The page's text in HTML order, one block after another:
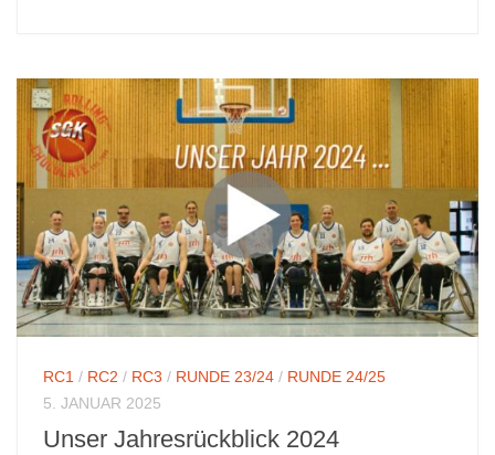
RC1 / RC2 / RC3 / RUNDE 23/24 / RUNDE 24/25
5. JANUAR 2025
Unser Jahresrückblick 2024